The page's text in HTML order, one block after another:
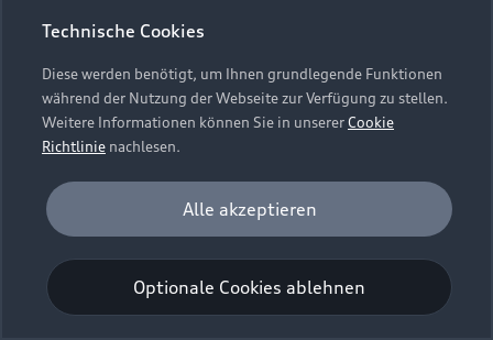
Bordbuch & Bedienungsanleitungen
Verträge kündigen
Vertrag widerrufen
Datenschutz
Audi erleben
Newsletter
Datenschutzinformation
Cookie-Richtlinie
Barrierefreiheit
Digital Services Act
EU Data Act
Embleme am Fahrzeug bei allen Abbildungen auf dieser
Webseite kann abweichen.
Technische Cookies
Diese werden benötigt, um Ihnen grundlegende Funktionen
während der Nutzung der Webseite zur Verfügung zu stellen.
Weitere Informationen können Sie in unsererCookie
Richtlinie nachlesen.
Analyse und Statistik
Performance Cookies sammeln Informationen
darüber, wie unsere Webseite genutzt wird (z. B.
Anzahl der Besuche, Verweildauer). Diese Cookies
werden zur Optimierung der Webseite verwendet.
Optionale Cookies ablehnen
Alle akzeptieren